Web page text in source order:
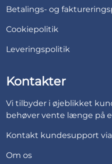
Betalings- og
Cookiepolitik
Leveringspolitik
Kontakter
Vi tilbyder i øjeblikket
behøver vente længe på
Kontakt kundesupport via
Om os